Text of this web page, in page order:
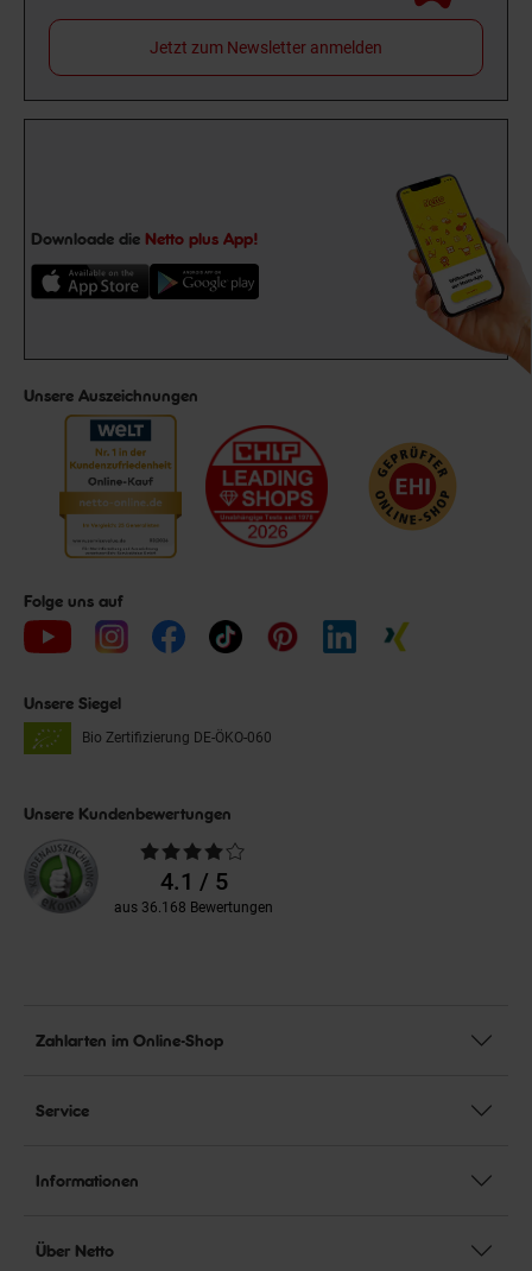
Jetzt zum Newsletter anmelden
Downloade die Netto plus App!
Unsere Auszeichnungen
Folge uns auf
Unsere Siegel
Bio Zertifizierung DE-ÖKO-060
Unsere Kundenbewertungen
Durchschnittliche
Bewertungen4.1 / 5
aus 36.168 Bewertungen
Zahlarten im Online-Shop
Service
Informationen
Über Netto